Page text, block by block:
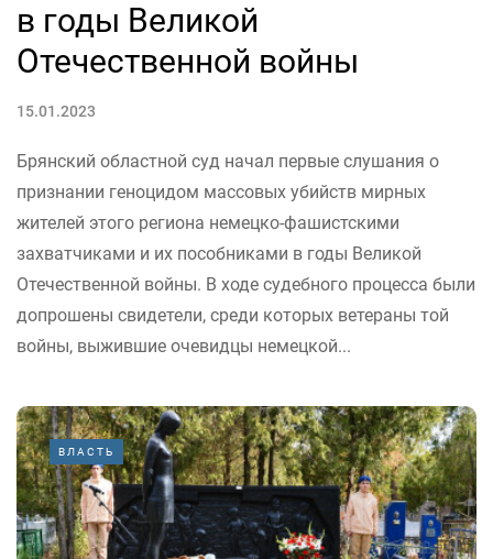
в годы Великой
Отечественной войны
15.01.2023
Брянский областной суд начал первые слушания о
признании геноцидом массовых убийств мирных
жителей этого региона немецко-фашистскими
захватчиками и их пособниками в годы Великой
Отечественной войны. В ходе судебного процесса были
допрошены свидетели, среди которых ветераны той
войны, выжившие очевидцы немецкой...
ВЛАСТЬ